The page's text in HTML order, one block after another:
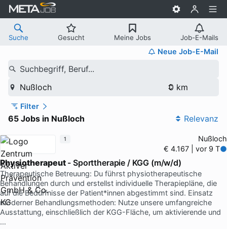
Suche Gesucht Meine Jobs Job-E-Mails
Neue Job-E-Mail
Suchbegriff, Beruf...
Nußloch
Filter
65 Jobs in Nußloch Relevanz
Nußloch
€ 4.167 | vor 9 T
Physiotherapeut- Sporttherapie / KGG (m/w/d)
Therapeutische Betreuung: Du führst physiotherapeutische
Behandlungen durch und erstellst individuelle Therapiepläne, die
auf die Bedürfnisse der Patient*innen abgestimmt sind. Einsatz
moderner Behandlungsmethoden: Nutze unsere umfangreiche
Ausstattung, einschließlich der KGG-Fläche, um aktivierende und
…
1